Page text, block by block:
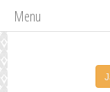
Vi använder oss av
Menu